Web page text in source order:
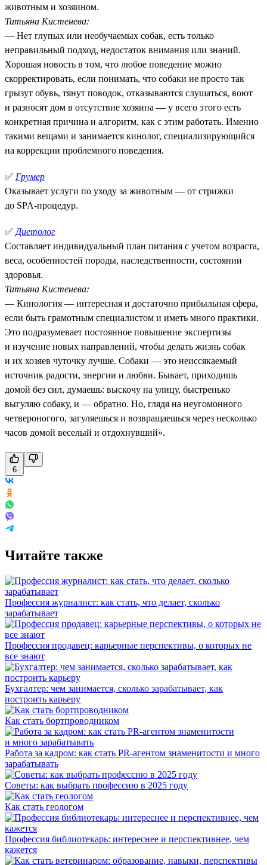
животным и хозяином.
Татьяна Кистенева:
— Нет глупых или необучаемых собак, есть только
неправильный подход, недостаток внимания или знаний.
Хорошая новость в том, что любое поведение можно
скорректировать, если понимать, что собаки не просто так
грызут обувь, тянут поводок, отказываются слушаться, воют
и разносят дом в отсутствие хозяина — у всего этого есть
конкретная причина и алгоритм, как с этим работать. Именно
такими вещами и занимается кинолог, специализирующийся
на коррекции проблемного поведения.
✅ Грумер
Оказывает услуги по уходу за животным — от стрижки
до SPA-процедур.
✅ Диетолог
Составляет индивидуальный план питания с учетом возраста,
веса, особенностей породы, наследственности, состоянии
здоровья.
Татьяна Кистенева:
— Кинология — интересная и достаточно прибыльная сфера,
если быть грамотным специалистом и иметь много практики.
Это подразумевает постоянное повышение экспертизы
и изучение новых направлений, чтобы делать жизнь собак
и их хозяев чуточку лучше. Собаки — это неиссякаемый
источник радости, энергии и любви. Бывает, приходишь
домой без сил, думаешь: выскочу на улицу, быстренько
выгуляю собаку, и — обратно. Но, глядя на неугомонного
четвероногого, загуляешься и возвращаешься через несколько
часов домой веселый и отдохнувший».
6
Читайте также
Профессия журналист: как стать, что делает, сколько
зарабатывает
Профессия продавец: карьерные перспективы, о которых не
все знают
Бухгалтер: чем занимается, сколько зарабатывает, как
построить карьеру
Как стать бортпроводником
Работа за кадром: как стать PR-агентом знаменитости и много
зарабатывать
Советы: как выбрать профессию в 2025 году
Как стать геологом
Профессия библиотекарь: интереснее и перспективнее, чем
кажется